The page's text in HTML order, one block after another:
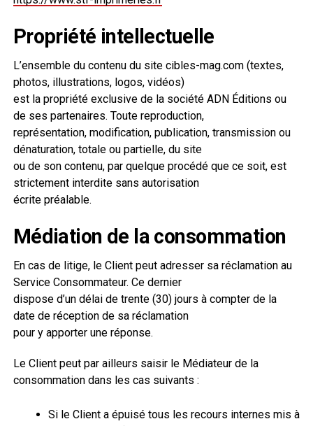
Propriété intellectuelle
L’ensemble du contenu du site cibles-mag.com (textes,
photos, illustrations, logos, vidéos)
est la propriété exclusive de la société ADN Éditions ou
de ses partenaires. Toute reproduction,
représentation, modification, publication, transmission ou
dénaturation, totale ou partielle, du site
ou de son contenu, par quelque procédé que ce soit, est
strictement interdite sans autorisation
écrite préalable.
Médiation de la consommation
En cas de litige, le Client peut adresser sa réclamation au
Service Consommateur. Ce dernier
dispose d’un délai de trente (30) jours à compter de la
date de réception de sa réclamation
pour y apporter une réponse.
Le Client peut par ailleurs saisir le Médiateur de la
consommation dans les cas suivants :
Si le Client a épuisé tous les recours internes mis à